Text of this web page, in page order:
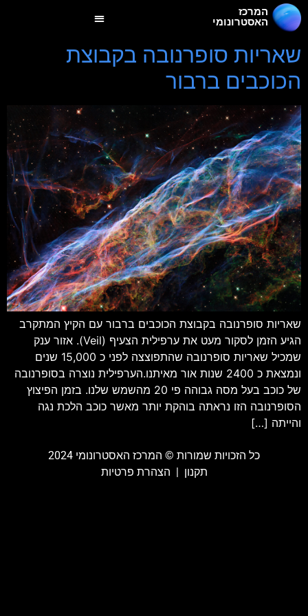
המרכז
האסטרונומי
שאריות סופרנובה בקבוצת
הכוכבים ברבור
שאריות סופרנובה בקבוצת הכוכבים ברבור עם הקיץ המתקרב
הגיע הזמן לסקור מעט את ערפילית הצעיף (Veil). אזור ענק
שמכיל שאריות סופרנובה שהתפוצצה לפני כ 15,000 שנים
ונמצאת כ 2400 שנות אור מאיתנו.הערפילית נוצרה בסופרנובה
של כוכב בעל מסה גבוהה פי 20 מהשמש שלנו. בזמן הפיצוץ
הסופרנובה הזו נראתה בוהקת יותר מאשר כוכב הלכת נגה
והייתה […]
כל הזכויות שמורות ©️ המרכז האסטרונומי 2024
תקנון | הצהרת פרטיות